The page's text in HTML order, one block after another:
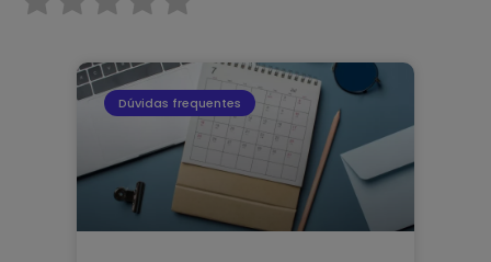
Dúvidas frequentes